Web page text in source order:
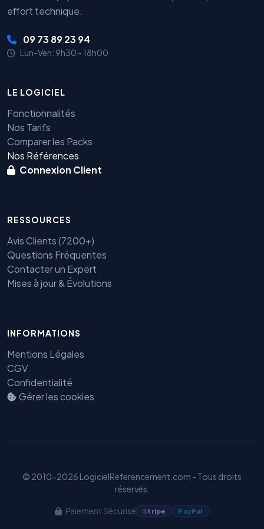
effort technique.
09 73 89 23 94
Lun-Ven: 9h30 - 18h00
LE LOGICIEL
Fonctionnalités
Nos Tarifs
Comparer les Packs
Nos Références
Connexion Client
RESSOURCES
Avis Clients (7200+)
Questions Fréquentes
Contacter un Expert
Mises à jour & Évolutions
INFORMATIONS
Mentions Légales
CGV
Confidentialité
Gérer les cookies
© 2010-2026 LogicielReferencement.com - Tous droits
réservés.
Paiement Sécurisé Stripe PayPal
GEO